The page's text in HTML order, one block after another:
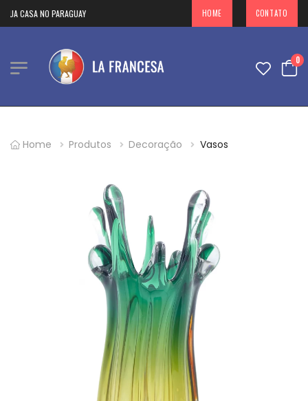
CASA NO PARAGUAY HOME CONTATO
0
Home Produtos Decoração Vasos